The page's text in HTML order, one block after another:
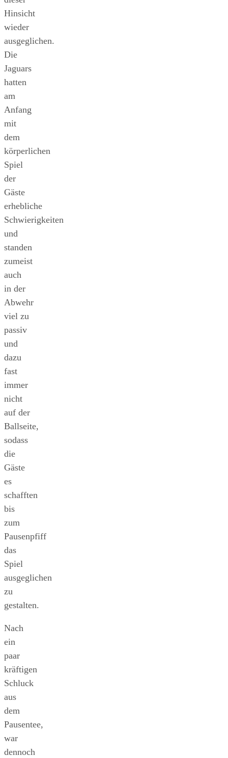
Hinsicht
wieder
ausgeglichen.
Die
Jaguars
hatten
am
Anfang
mit
dem
körperlichen
Spiel
der
Gäste
erhebliche
Schwierigkeiten
und
standen
zumeist
auch
in der
Abwehr
viel zu
passiv
und
dazu
fast
immer
nicht
auf der
Ballseite,
sodass
die
Gäste
es
schafften
bis
zum
Pausenpfiff
das
Spiel
ausgeglichen
zu
gestalten.
Nach
ein
paar
kräftigen
Schluck
aus
dem
Pausentee,
war
dennoch